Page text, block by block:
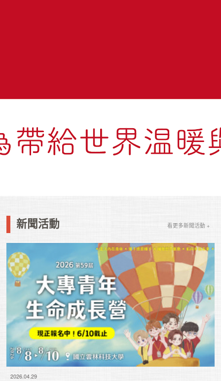
新聞活動 看更多新聞活動 +
2026.04.29